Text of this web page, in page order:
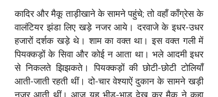
कादिर और मैकू ताड़ीखाने के सामने पहुंचे; तो वहाँ काँग्रेस के
वालंटियर झंडा लिए खड़े नजर आये। दरवाजे के इधर-उधर
हजारों दर्शक खड़े थे। शाम का वक्त था। इस वक्त गली में
पियक्कड़ों के सिवा और कोई न आता था। भले आदमी इधर
से निकलते झिझकते। पियक्कड़ों की छोटी-छोटी टोलियाँ
आती-जाती रहती थीं। दो-चार वेश्याऐं दुकान के सामने खड़ी
नजर आती थीं। आज यह भीड़-भाड़ देख कर मैकू ने कहा